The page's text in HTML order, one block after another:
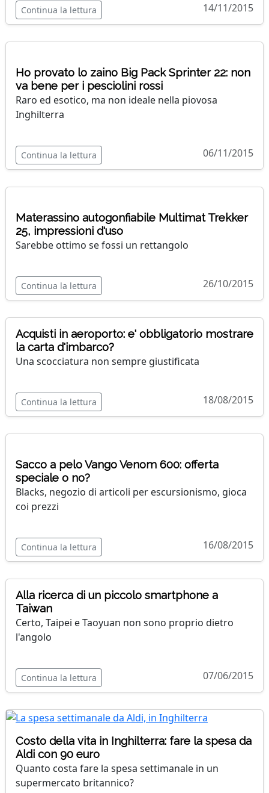
Continua la lettura 14/11/2015
Ho provato lo zaino Big Pack Sprinter 22: non
va bene per i pesciolini rossi
Raro ed esotico, ma non ideale nella piovosa
Inghilterra
Continua la lettura 06/11/2015
Materassino autogonfiabile Multimat Trekker
25, impressioni d'uso
Sarebbe ottimo se fossi un rettangolo
Continua la lettura 26/10/2015
Acquisti in aeroporto: e' obbligatorio mostrare
la carta d'imbarco?
Una scocciatura non sempre giustificata
Continua la lettura 18/08/2015
Sacco a pelo Vango Venom 600: offerta
speciale o no?
Blacks, negozio di articoli per escursionismo, gioca
coi prezzi
Continua la lettura 16/08/2015
Alla ricerca di un piccolo smartphone a
Taiwan
Certo, Taipei e Taoyuan non sono proprio dietro
l'angolo
Continua la lettura 07/06/2015
Costo della vita in Inghilterra: fare la spesa da
Aldi con 90 euro
Quanto costa fare la spesa settimanale in un
supermercato britannico?